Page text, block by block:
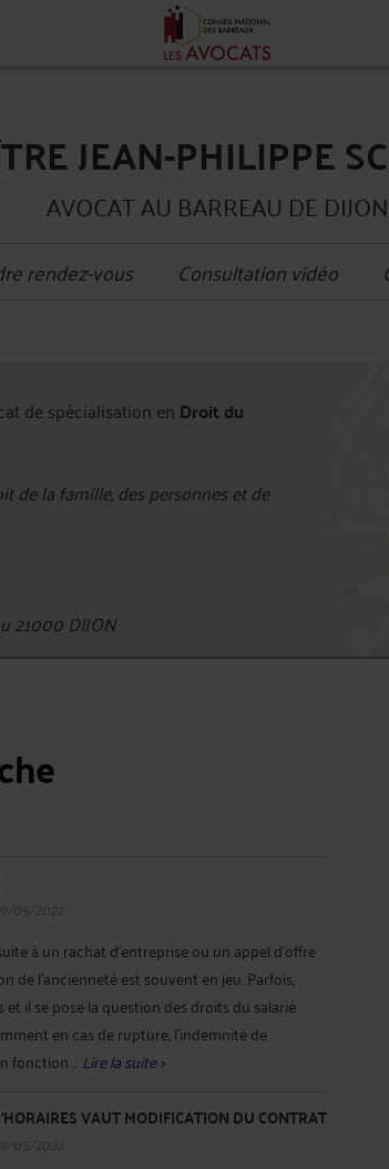
JEAN-PHILIPPE
AVOCAT AU BARREAU DE DIJON
rendez-vous Consultation vidéo
de spécialisation en Droit du
de la famille, des personnes et de
21000 DIJON
05/2022
à un rachat d’entreprise ou un appel d’offre
de l’ancienneté est souvent en jeu. Parfois,
et il se pose la question des droits du salarié
en cas de rupture, l’indemnité de
fonction ...Lire la suite >
VAUT MODIFICATION DU CONTRAT
05/2022